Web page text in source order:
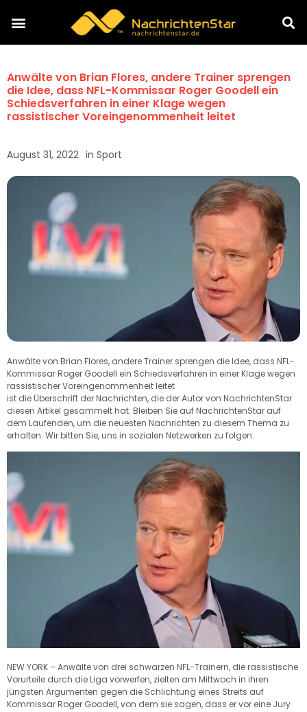
Anwälte von Brian Flores, andere Trainer sprengen
die Idee, dass NFL-Kommissar Roger Goodell ein
Schiedsverfahren in einer Klage wegen
rassistischer Voreingenommenheit leitet
August 31, 2022 in Sport
Anwälte von Brian Flores, andere Trainer sprengen die Idee, dass NFL-
Kommissar Roger Goodell ein Schiedsverfahren in einer Klage wegen
rassistischer Voreingenommenheit leitet
ist die Überschrift der Nachrichten, die der Autor von NachrichtenStar
diesen Artikel gesammelt hat. Bleiben Sie auf NachrichtenStar auf
dem Laufenden, um die neuesten Nachrichten zu diesem Thema zu
erhalten. Wir bitten Sie, uns in sozialen Netzwerken zu folgen.
NEW YORK – Anwälte von drei schwarzen NFL-Trainern, die rassistische
Vorurteile durch die Liga vorwerfen, zielten am Mittwoch in ihren
jüngsten Argumenten gegen die Schlichtung eines Streits auf
Kommissar Roger Goodell, von dem sie sagen, dass er vor eine Jury